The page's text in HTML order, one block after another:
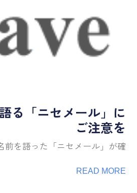
る「ニセメール」に
ご注意を
前を語った「ニセメール」が確
READ MORE